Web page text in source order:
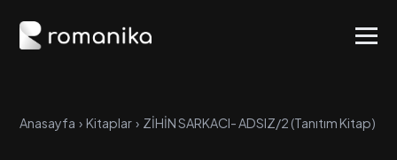
Anasayfa › Kitaplar › ZİHİN SARKACI- ADSIZ/2 (Tanıtım Kitap)